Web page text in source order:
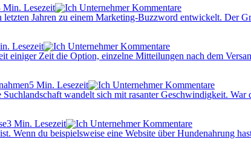
Min. Lesezeit
Kommentare
Jahren zu einem Marketing-Buzzword entwickelt. Der
Lesezeit
Kommentare
einiger Zeit die Option, einzelne Mitteilungen nach dem
5 Min. Lesezeit
Kommentare
wandelt sich mit rasanter Geschwindigkeit.
3 Min. Lesezeit
Kommentare
du beispielsweise eine Website über Hundenahrung